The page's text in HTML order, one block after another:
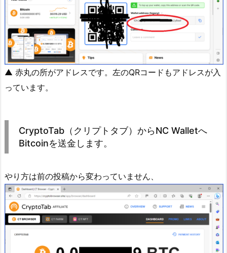
▲ 赤丸の所がアドレスです。左のQRコードもアドレスが入
っています。
CryptoTab（クリプトタブ）からNC Walletへ
Bitcoinを送金します。
やり方は前の投稿から変わっていません、